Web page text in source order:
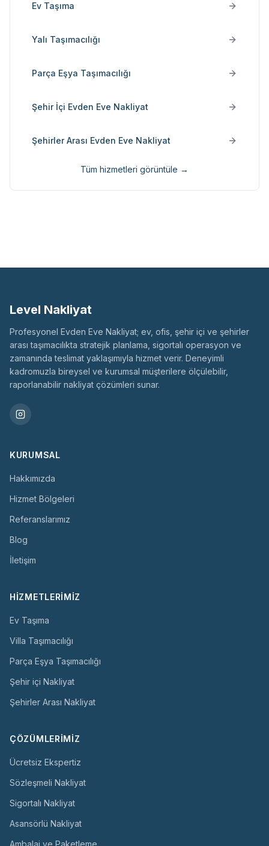
Ev Taşıma
Yalı Taşımacılığı
Parça Eşya Taşımacılığı
Şehir İçi Evden Eve Nakliyat
Şehirler Arası Evden Eve Nakliyat
Tüm hizmetleri görüntüle →
Level Nakliyat
Profesyonel Evden Eve Nakliyat; ev, ofis, şehir içi ve şehirler
arası taşımacılıkta stratejik planlama, sigortalı operasyon ve
zamanında teslimat yaklaşımıyla hizmet verir. Deneyimli
kadromuzla bireysel ve kurumsal müşterilere ölçülebilir,
raporlanabilir nakliyat çözümleri sunar.
KURUMSAL
Hakkımızda
Hizmet Bölgeleri
Referanslarımız
Blog
İletişim
HIZMETLERIMIZ
Ev Taşıma
Villa Taşımacılığı
Parça Eşya Taşımacılığı
Şehir içi Nakliyat
Şehirler Arası Nakliyat
ÇÖZÜMLERIMIZ
Ücretsiz Ekspertiz
Sözleşmeli Nakliyat
Sigortalı Nakliyat
Asansörlü Nakliyat
Ambalaj ve Paketleme